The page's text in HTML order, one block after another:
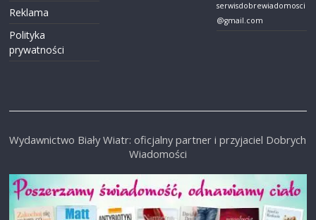
Reklama
Polityka
prywatności
serwisdobrewiadomosci
@gmail.com
Wydawnictwo Biały Wiatr: oficjalny partner i przyjaciel Dobrych
Wiadomości